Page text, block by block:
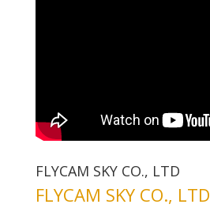
FLYCAM SKY CO., LTD
FLYCAM SKY CO., LTD